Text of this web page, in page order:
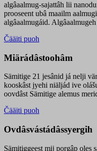
algâaalmug-sajattâh lii
prooseent ubâ maailm
algâaalmugáid.
Čääiti puoh
Miärádâstoohâm
Sämitige 21 jesânid já nelji
kooskâst jyehi niäljád ive
oovdâst Sämitige alemus
Čääiti puoh
Ovdâsvástádâssyergih
Sämitiggeest mij porgâp oles